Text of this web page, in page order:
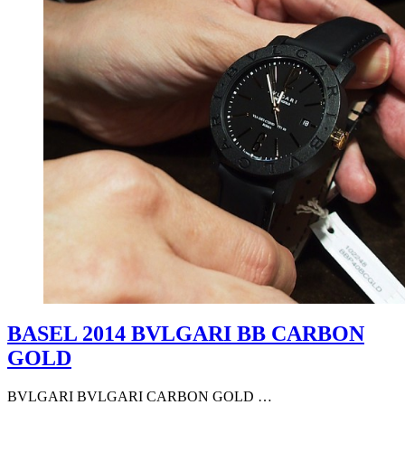
BASEL 2014 BVLGARI BB CARBON
GOLD
BVLGARI BVLGARI CARBON GOLD …